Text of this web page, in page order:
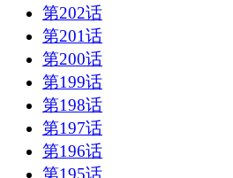
第202话
第201话
第200话
第199话
第198话
第197话
第196话
第195话